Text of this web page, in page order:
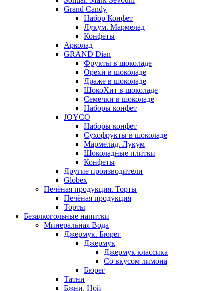
Grand Candy
Набор Конфет
Лукум. Мармелад
Конфеты
Арколад
GRAND Dian
Фрукты в шоколаде
Орехи в шоколаде
Драже в шоколаде
ШокоХит в шоколаде
Семечки в шоколаде
Наборы конфет
JOYCO
Наборы конфет
Сухофрукты в шоколаде
Мармелад. Лукум
Шоколадные плитки
Конфеты
Другие производители
Globex
Печёная продукция. Торты
Печёная продукция
Торты
Безалкогольные напитки
Минеральная Вода
Джермук. Бюрег
Джермук
Джермук классика
Со вкусом лимона
Бюрег
Татни
Бжни. Ной